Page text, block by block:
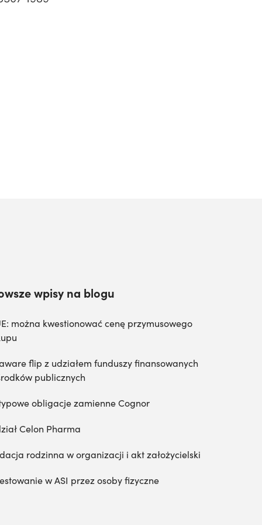
wpisy na blogu
można kwestionować cenę przymusowego
flip z udziałem funduszy finansowanych
publicznych
obligacje zamienne Cognor
Celon Pharma
rodzinna w organizacji i akt założycielski
w ASI przez osoby fizyczne